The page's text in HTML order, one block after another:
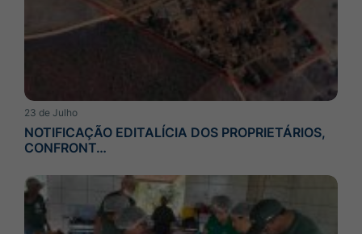
23 de Julho
NOTIFICAÇÃO EDITALÍCIA DOS PROPRIETÁRIOS,
CONFRONT…